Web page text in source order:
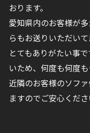
おります。
愛知県内のお客様が
らもお送りいただいて
とてもありがたい事
いため、何度も何度
近隣のお客様のソフ
ますのでご安心くださ